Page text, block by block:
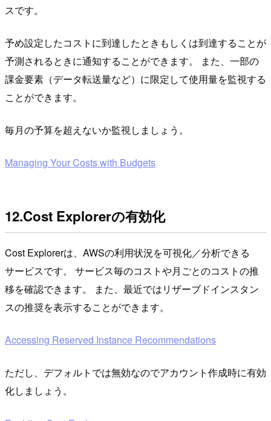
スです。
予め設定したコストに到達したときもしくは到達することが
予測されるときに通知することができます。 また、一部の
課金要素（データ転送量など）に限定して使用量を監視する
ことができます。
毎月の予算を超えないか監視しましょう。
Managing Your Costs with Budgets
12.Cost Explorerの有効化
Cost Explorerは、AWSの利用状況を可視化／分析できる
サービスです。 サービス毎のコストや月ごとのコストの推
移を確認できます。 また、最近ではリザーブドインスタン
スの推奨を表示することができます。
Accessing Reserved Instance Recommendations
ただし、デフォルトでは無効なのでアカウント作成時に有効
化しましょう。